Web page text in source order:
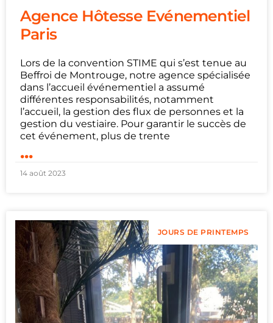
Agence Hôtesse Evénementiel
Paris
Lors de la convention STIME qui s’est tenue au
Beffroi de Montrouge, notre agence spécialisée
dans l’accueil événementiel a assumé
différentes responsabilités, notamment
l’accueil, la gestion des flux de personnes et la
gestion du vestiaire. Pour garantir le succès de
cet événement, plus de trente
...
14 août 2023
JOURS DE PRINTEMPS